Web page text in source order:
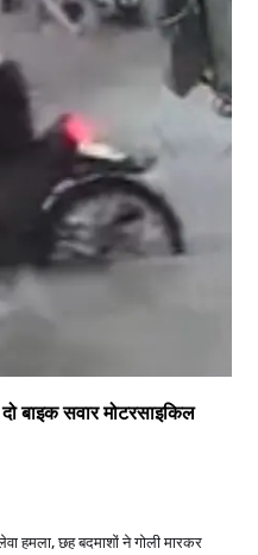
बाइक सवार मोटरसाइकिल
हमला, छह बदमाशों ने गोली मारकर